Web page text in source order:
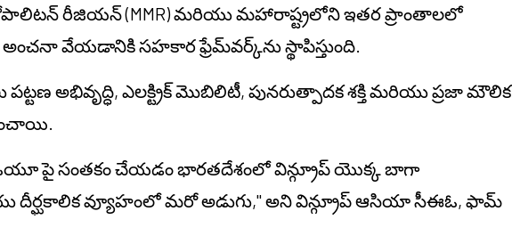
రీజియన్ (MMR) మరియు మహారాష్ట్రలోని ఇతర ప్రాంతాలలో
వేయడానికి సహకార ఫ్రేమ్‌వర్క్‌ను స్థాపిస్తుంది.
పట్టణ అభివృద్ధి, ఎలక్ట్రిక్ మొబిలిటీ, పునరుత్పాదక శక్తి మరియు ప్రజా మౌలిక
పై సంతకం చేయడం భారతదేశంలో విన్గ్రూప్ యొక్క బాగా
దీర్ఘకాలిక వ్యూహంలో మరో అడుగు," అని విన్గ్రూప్ ఆసియా సీఈఓ, ఫామ్